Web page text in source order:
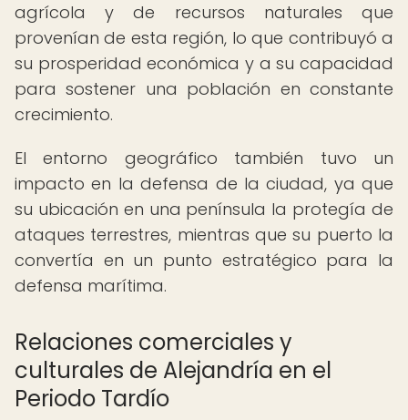
agrícola y de recursos naturales que
provenían de esta región, lo que contribuyó a
su prosperidad económica y a su capacidad
para sostener una población en constante
crecimiento.
El entorno geográfico también tuvo un
impacto en la defensa de la ciudad, ya que
su ubicación en una península la protegía de
ataques terrestres, mientras que su puerto la
convertía en un punto estratégico para la
defensa marítima.
Relaciones comerciales y
culturales de Alejandría en el
Periodo Tardío